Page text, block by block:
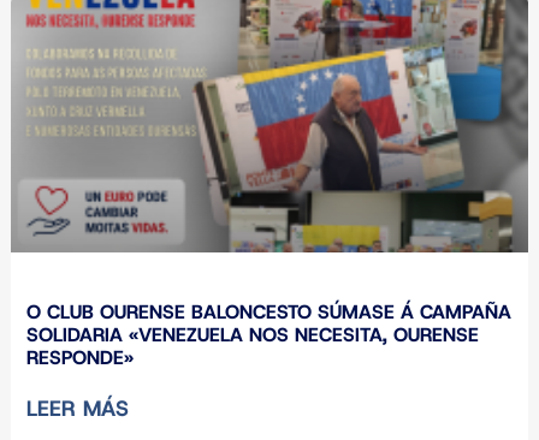
O CLUB OURENSE BALONCESTO SÚMASE Á CAMPAÑA
SOLIDARIA «VENEZUELA NOS NECESITA, OURENSE
RESPONDE»
LEER MÁS